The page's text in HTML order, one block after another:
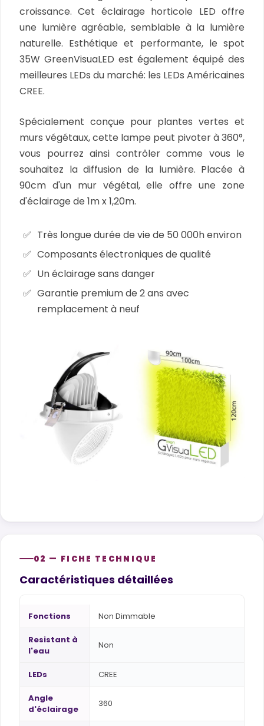
croissance. Cet éclairage horticole LED offre
une lumière agréable, semblable à la lumière
naturelle. Esthétique et performante, le spot
35W GreenVisuaLED est également équipé des
meilleures LEDs du marché: les LEDs Américaines
CREE.
Spécialement conçue pour plantes vertes et
murs végétaux, cette lampe peut pivoter à 360°,
vous pourrez ainsi contrôler comme vous le
souhaitez la diffusion de la lumière. Placée à
90cm d'un mur végétal, elle offre une zone
d'éclairage de 1m x 1,20m.
Très longue durée de vie de 50 000h environ
Composants électroniques de qualité
Un éclairage sans danger
Garantie premium de 2 ans avec
remplacement à neuf
02 — FICHE TECHNIQUE
Caractéristiques détaillées
Fonctions Non Dimmable
Resistant à
l'eau
Non
LEDs CREE
Angle
d'éclairage
360